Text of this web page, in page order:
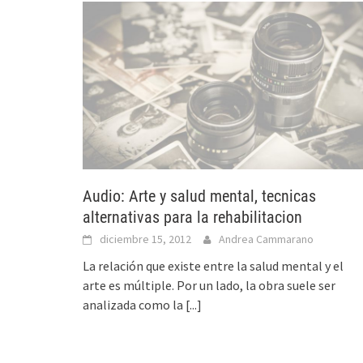
Audio: Arte y salud mental, tecnicas
alternativas para la rehabilitacion
diciembre 15, 2012 Andrea Cammarano
La relación que existe entre la salud mental y el
arte es múltiple. Por un lado, la obra suele ser
analizada como la [...]